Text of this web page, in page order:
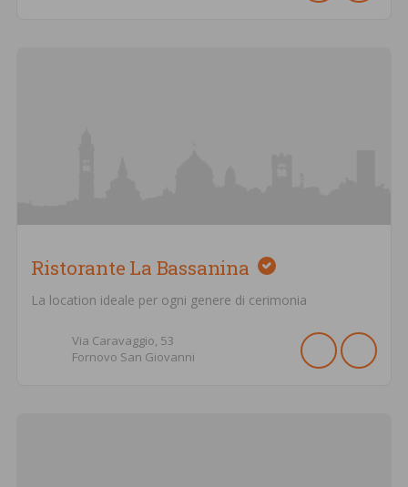
Ristorante La Bassanina
La location ideale per ogni genere di cerimonia
Via Caravaggio, 53
Fornovo San Giovanni